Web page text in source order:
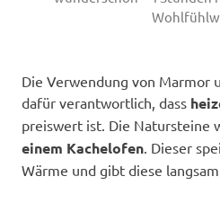
Die Verwendung von Marmor
dafür verantwortlich, dass
preiswert ist. Die Natursteine
einem Kachelofen. Dieser
Wärme und gibt diese